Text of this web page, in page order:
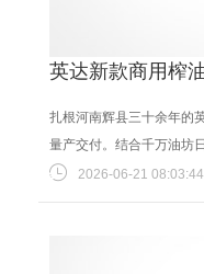
英达新款商用榨
扎根河南辉县三十余年的
量产交付。结合千万油坊
试机验证：✅ 出油稳定：
2026-06-21 08:03:44